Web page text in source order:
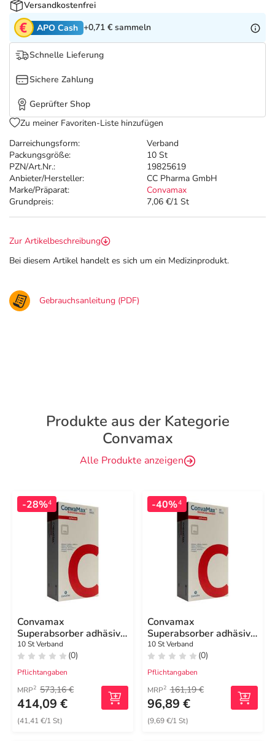
Tierapotheke
Vitamine & Mineralstoffe
Marken
Salus Deals
Darreichungsform:
Verband
Packungsgröße:
10 St
PZN/Art.Nr.:
19825619
Anbieter/Hersteller:
CC Pharma GmbH
Marke/Präparat:
Convamax
Grundpreis:
7,06 €/1 St
Versandkostenfrei
APO Cash +0,71 € sammeln
Schnelle Lieferung
Sichere Zahlung
Geprüfter Shop
Zu meiner Favoriten-Liste hinzufügen
Zur Artikelbeschreibung
Bei diesem Artikel handelt es sich um ein Medizinprodukt.
Gebrauchsanleitung (PDF)
Produkte aus der Kategorie
Convamax
Alle Produkte anzeigen
-28%4
Convamax
Superabsorber adhäsiv
15x20 cm
10 St Verband
(0)
Pflichtangaben
MRP2 573,16 €
414,09 €
(41,41 €/1 St)
-40%4
Convamax
Superabsorber adhäsiv
10x10 cm
10 St Verband
(0)
Pflichtangaben
MRP2 161,19 €
96,89 €
(9,69 €/1 St)